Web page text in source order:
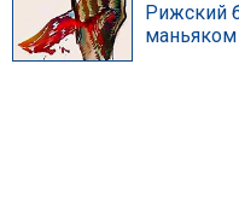
Рижский
маньяком